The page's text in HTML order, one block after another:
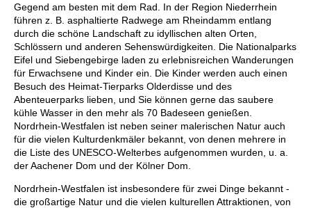
Gegend am besten mit dem Rad. In der Region Niederrhein
führen z. B. asphaltierte Radwege am Rheindamm entlang
durch die schöne Landschaft zu idyllischen alten Orten,
Schlössern und anderen Sehenswürdigkeiten. Die Nationalparks
Eifel und Siebengebirge laden zu erlebnisreichen Wanderungen
für Erwachsene und Kinder ein. Die Kinder werden auch einen
Besuch des Heimat-Tierparks Olderdisse und des
Abenteuerparks lieben, und Sie können gerne das saubere
kühle Wasser in den mehr als 70 Badeseen genießen.
Nordrhein-Westfalen ist neben seiner malerischen Natur auch
für die vielen Kulturdenkmäler bekannt, von denen mehrere in
die Liste des UNESCO-Welterbes aufgenommen wurden, u. a.
der Aachener Dom und der Kölner Dom.
Nordrhein-Westfalen ist insbesondere für zwei Dinge bekannt -
die großartige Natur und die vielen kulturellen Attraktionen, von